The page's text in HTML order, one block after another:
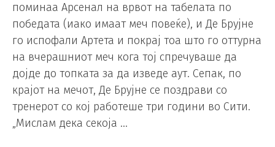
поминаа Арсенал на врвот на табелата по
победата (иако имаат меч повеќе), и Де Брујне
го испофали Артета и покрај тоа што го оттурна
на вчерашниот меч кога тој спречуваше да
дојде до топката за да изведе аут. Сепак, по
крајот на мечот, Де Брујне се поздрави со
тренерот со кој работеше три години во Сити.
„Мислам дека секоја …